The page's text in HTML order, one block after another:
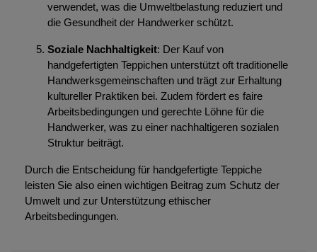
verwendet, was die Umweltbelastung reduziert und
die Gesundheit der Handwerker schützt.
Soziale Nachhaltigkeit: Der Kauf von
handgefertigten Teppichen unterstützt oft traditionelle
Handwerksgemeinschaften und trägt zur Erhaltung
kultureller Praktiken bei. Zudem fördert es faire
Arbeitsbedingungen und gerechte Löhne für die
Handwerker, was zu einer nachhaltigeren sozialen
Struktur beiträgt.
Durch die Entscheidung für handgefertigte Teppiche
leisten Sie also einen wichtigen Beitrag zum Schutz der
Umwelt und zur Unterstützung ethischer
Arbeitsbedingungen.